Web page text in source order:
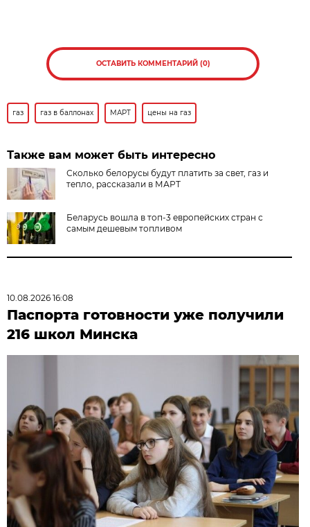
ОСТАВИТЬ КОММЕНТАРИЙ (0)
газ газ в баллонах МАРТ цены на газ
Также вам может быть интересно
Сколько белорусы будут платить за свет, газ и
тепло, рассказали в МАРТ
Беларусь вошла в топ-3 европейских стран с
самым дешевым топливом
10.08.2026 16:08
Паспорта готовности уже получили
216 школ Минска